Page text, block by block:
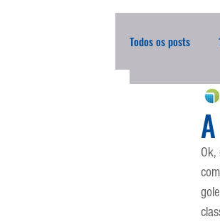
Todos os posts
Atualidades
Comunicação
Entrevistas